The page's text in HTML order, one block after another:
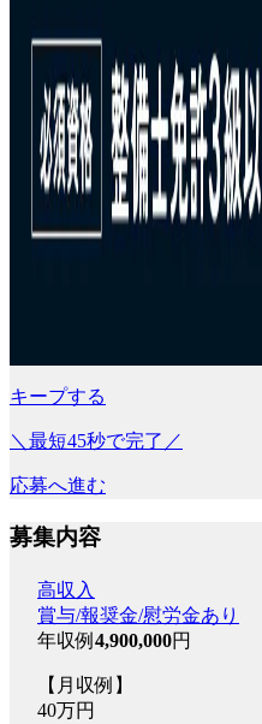
キープする
＼最短45秒で完了／
応募へ進む
募集内容
高収入
賞与/報奨金/慰労金あり
年収例 4,900,000円
【月収例】
40万円